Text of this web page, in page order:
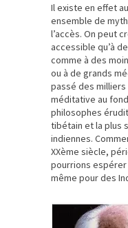
Il existe en effet
ensemble de
l’accès. On peut
accessible qu’à
comme à des
ou à de grands
passé des
méditative au
philosophes
tibétain et la plus
indiennes.
XXème siècle,
pourrions
même pour des